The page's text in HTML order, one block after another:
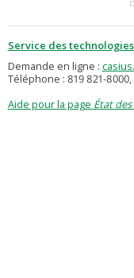
Service des
Demande en ligne :
Téléphone : 819 821-
Aide pour la page État